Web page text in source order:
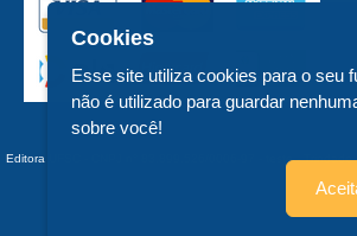
Editora UFSC - CNPJ n° 83.899.526/0006-97 - teste - Trindade
Cookies
Esse site utiliza cookies para o seu
não é utilizado para guardar
sobre você!